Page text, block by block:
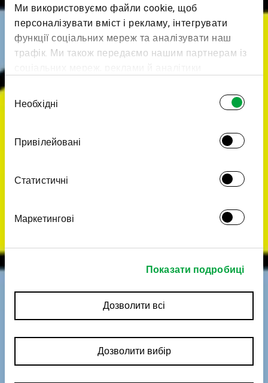
Ми використовуємо файли cookie, щоб
персоналізувати вміст і рекламу, інтегрувати
функції соціальних мереж та аналізувати наш
трафік. Ми також передаємо нашим партнерам із
сайтом. Вони можуть поєднувати її з іншою
інформацією, яку ви їм надали або яку вони
службами.
Вибір
згоди
Необхідні
Привілейовані
Статистичні
Маркетингові
Показати подробиці
Дозволити всі
Дозволити вибір